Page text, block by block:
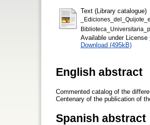
Text (Library catalogue)
Available under License
Download (495kB)
English abstract
Commented catalog of the
Centenary of the publication of
Spanish abstract